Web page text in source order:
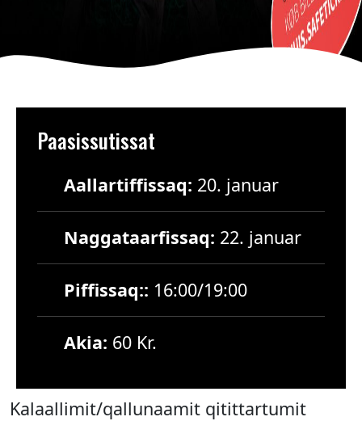
Paasissutissat
Aallartiffissaq: 20. januar
Naggataarfissaq: 22. januar
Piffissaq:: 16:00/19:00
Akia: 60 Kr.
Kalaallimit/qallunaamit qitittartumit